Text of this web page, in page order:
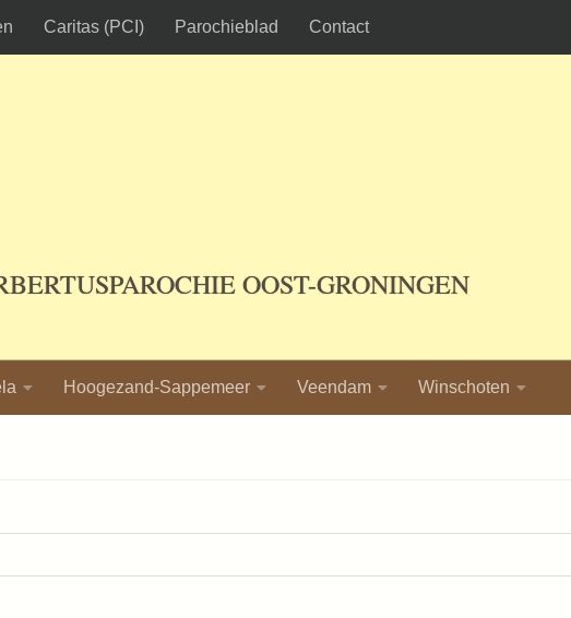
Caritas (PCI) Parochieblad Contact
OOST-GRONINGEN
Hoogezand-Sappemeer Veendam Winschoten